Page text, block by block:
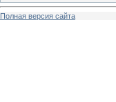
Полная версия сайта